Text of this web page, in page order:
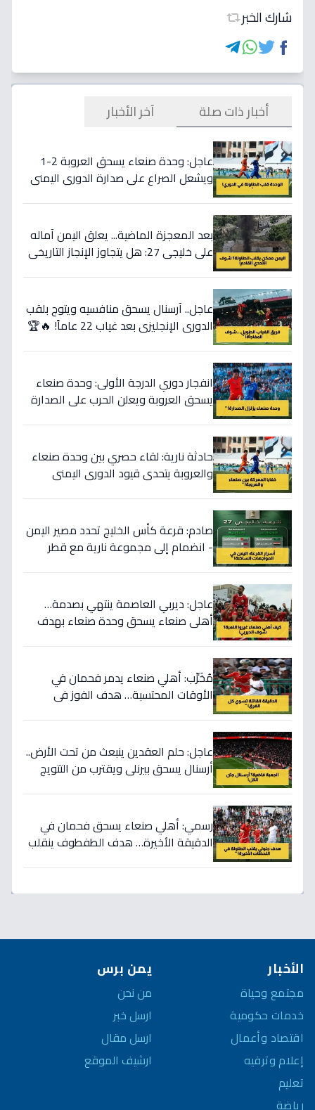
شارك الخبر
أخبار ذات صلة آخر الأخبار
عاجل: وحدة صنعاء يسحق العروبة 2-1
ويشعل الصراع على صدارة الدوري اليمني
بعد المعجزة الماضية... يعلق اليمن آماله
على خليجي 27: هل يتجاوز الإنجاز التاريخي
عاجل.. آرسنال يسحق منافسيه ويتوج بلقب
الدوري الإنجليزي بعد غياب 22 عاماً! 🔥🏆
انفجار دوري الدرجة الأولى: وحدة صنعاء
يسحق العروبة ويعلن الحرب على الصدارة
حادثة نارية: لقاء حصري بين وحدة صنعاء
والعروبة يتحدى قيود الدوري اليمني
صادم: قرعة كأس الخليج تحدد مصير اليمن
- انضمام إلى مجموعة نارية مع قطر
عاجل: ديربي العاصمة ينتهي بصدمة…
أهلي صنعاء يسحق وحدة صنعاء بهدف
مُخَرِّب: أهلي صنعاء يدمر فحمان في
الأوقات المحتسبة… هدف الفوز في
عاجل: حلم العقدين ينبعث من تحت الأرض..
أرسنال يسحق بيرنلي ويقترب من التتويج
رسمي: أهلي صنعاء يسحق فحمان في
الدقيقة الأخيرة… هدف الطفطوف ينقلب
الأخبار
مجتمع وحياة
خدمات حكومية
اقتصاد وأعمال
إعلام وترفيه
تعليم
رياضة
يمن برس
من نحن
ارسل خبر
ارسل مقال
ارشيف الموقع